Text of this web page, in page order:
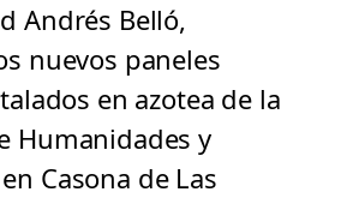
Andrés Belló,
nuevos paneles
en azotea de la
Humanidades y
Casona de Las